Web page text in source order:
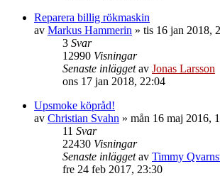
Reparera billig rökmaskin
av Markus Hammerin » tis 16 jan 2018,
3 Svar
12990 Visningar
Senaste inläggetav Jonas Larsson
ons 17 jan 2018, 22:04
Upsmoke köpråd!
av Christian Svahn » mån 16 maj 2016,
11 Svar
22430 Visningar
Senaste inläggetav Timmy
fre 24 feb 2017, 23:30